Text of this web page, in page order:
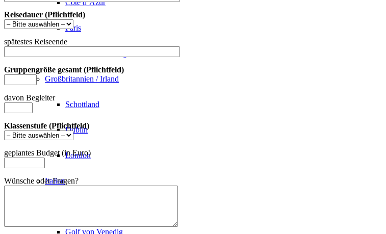
Côte d’Azur
Paris
Großbritannien / Irland
Schottland
Dublin
London
Italien
Golf von Venedig
Reisedauer (Pflichtfeld)
spätestes Reiseende
Gruppengröße gesamt (Pflichtfeld)
davon Begleiter
Klassenstufe (Pflichtfeld)
geplantes Budget (in Euro)
Wünsche oder Fragen?